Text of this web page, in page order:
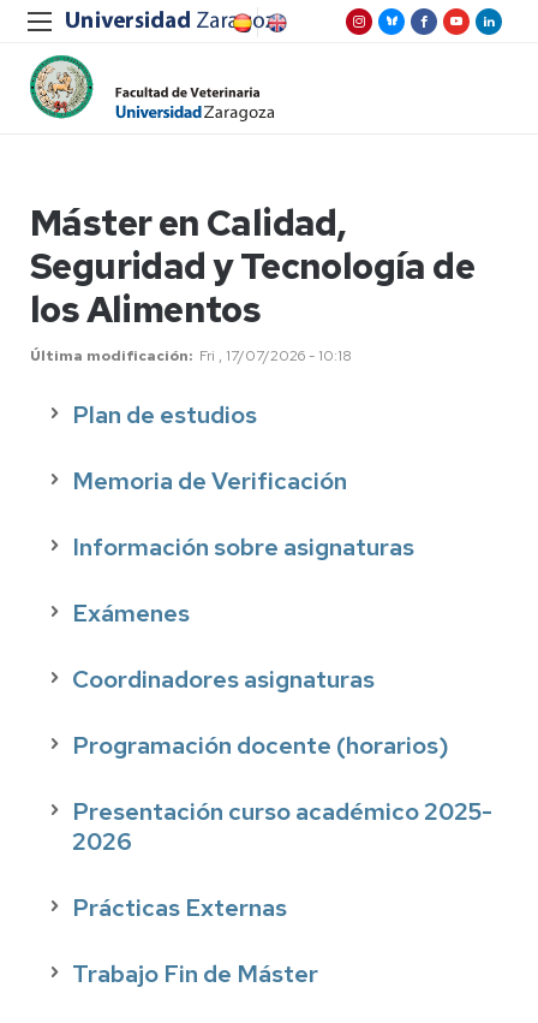
Máster en Calidad,
Seguridad y Tecnología de
los Alimentos
Última modificación Fri , 17/07/2026 - 10:18
Plan de estudios
Memoria de Verificación
Información sobre asignaturas
Exámenes
Coordinadores asignaturas
Programación docente (horarios)
Presentación curso académico 2025-
2026
Prácticas Externas
Trabajo Fin de Máster